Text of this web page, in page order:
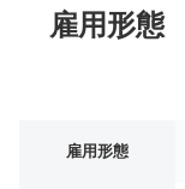
雇用形態
雇用形態